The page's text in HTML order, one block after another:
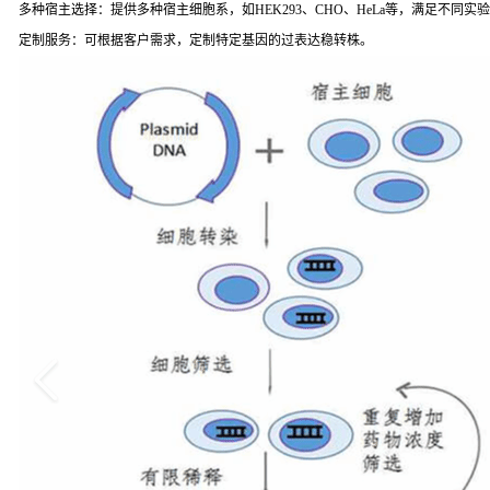
多种宿主选择：提供多种宿主细胞系，如HEK293、CHO、HeLa等，满足不同实
定制服务：可根据客户需求，定制特定基因的过表达稳转株。